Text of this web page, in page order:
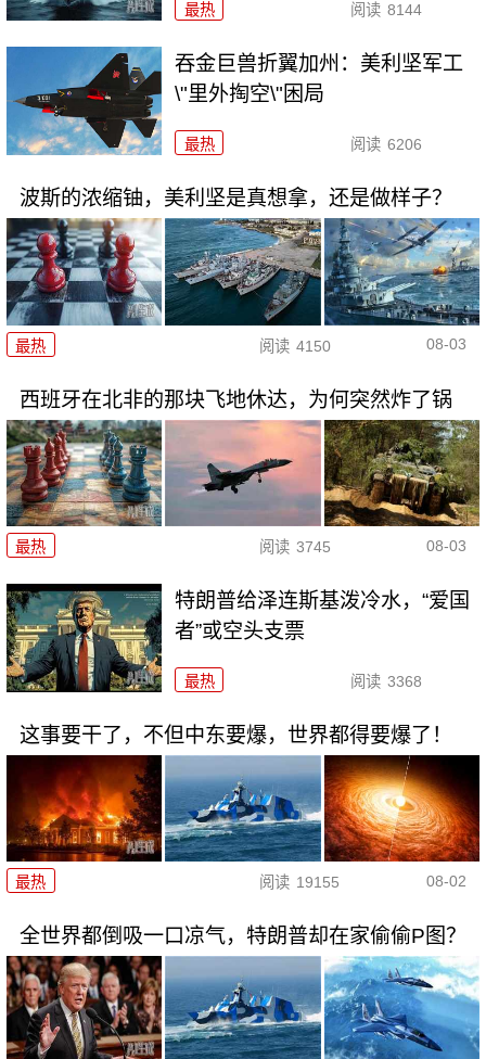
最热 阅读 8144
吞金巨兽折翼加州：美利坚军工
\"里外掏空\"困局
最热 阅读 6206
波斯的浓缩铀，美利坚是真想拿，还是做样子？
最热 阅读 4150 08-03
西班牙在北非的那块飞地休达，为何突然炸了锅
最热 阅读 3745 08-03
特朗普给泽连斯基泼冷水，“爱国
者”或空头支票
最热 阅读 3368
这事要干了，不但中东要爆，世界都得要爆了！
最热 阅读 19155 08-02
全世界都倒吸一口凉气，特朗普却在家偷偷P图？